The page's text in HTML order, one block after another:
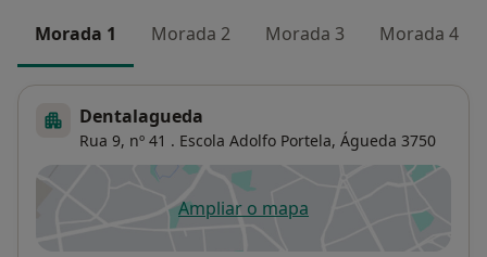
Morada 1 Morada 2 Morada 3 Morada 4
Dentalagueda
Rua 9, nº 41 . Escola Adolfo Portela, Águeda 3750
Ampliar o mapaabre num novo separador